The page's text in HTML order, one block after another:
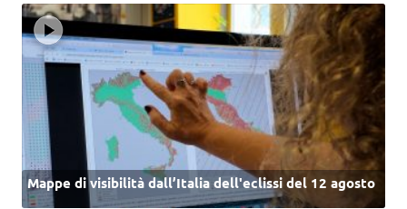
Mappe di visibilità dall’Italia dell'eclissi del 12 agosto